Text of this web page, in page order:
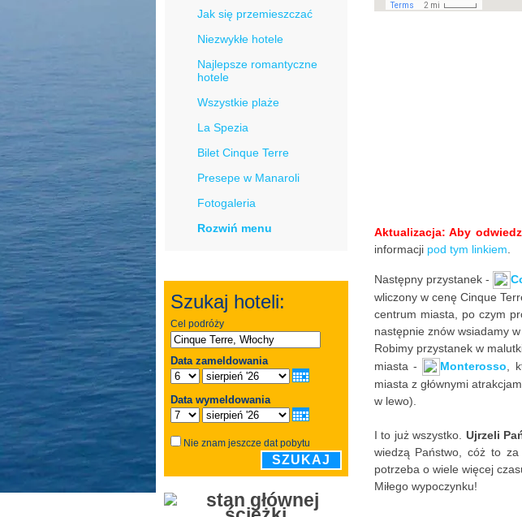
Jak się przemieszczać
Niezwykłe hotele
Najlepsze romantyczne
hotele
Wszystkie plaże
La Spezia
Bilet Cinque Terre
Presepe w Manaroli
Fotogaleria
Rozwiń menu
Szukaj hoteli:
Cel podróży
Data zameldowania
Data wymeldowania
Nie znam jeszcze dat pobytu
SZUKAJ
Aktualizacja: Aby
informacji pod tym linkiem
Następny przystanek -
wliczony w cenę Cinque
centrum miasta, po czym
następnie znów wsiadamy w
Robimy przystanek w
miasta -
Monterosso ,
miasta z głównymi
w lewo).
I to już wszystko. Ujrzeli
wiedzą Państwo, cóż to
potrzeba o wiele więcej
Miłego wypoczynku!